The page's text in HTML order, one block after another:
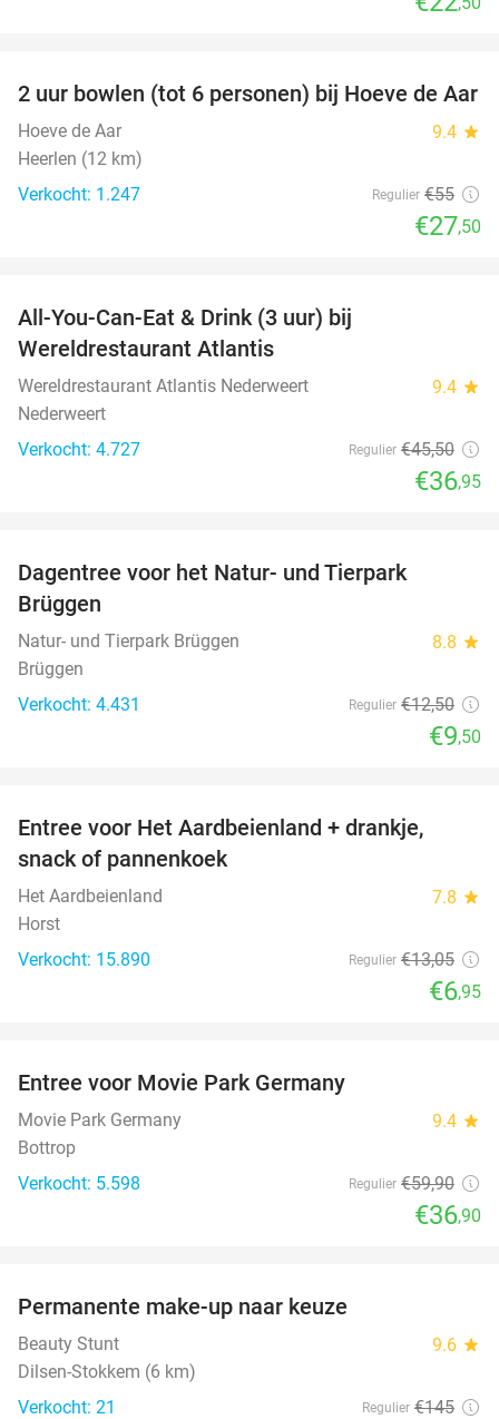
50%
2 uur bowlen (tot 6 personen) bij Hoeve de Aar
Hoeve de Aar 9.4 star
Heerlen (12 km)
Verkocht: 1.247
Regulier €55
€27,50
All-You-Can-Eat & Drink (3 uur) bij
Wereldrestaurant Atlantis
Wereldrestaurant Atlantis Nederweert 9.4 star
Nederweert
Verkocht: 4.727
Regulier €45,50
€36,95
Dagentree voor het Natur- und Tierpark
Brüggen
Natur- und Tierpark Brüggen 8.8 star
Brüggen
Verkocht: 4.431
Regulier €12,50
€9,50
Entree voor Het Aardbeienland + drankje,
snack of pannenkoek
Het Aardbeienland 7.8 star
Horst
Verkocht: 15.890
Regulier €13,05
€6,95
Entree voor Movie Park Germany
Movie Park Germany 9.4 star
Bottrop
Verkocht: 5.598
Regulier €59,90
€36,90
Permanente make-up naar keuze
Beauty Stunt 9.6 star
Dilsen-Stokkem (6 km)
Verkocht: 21
Regulier €145